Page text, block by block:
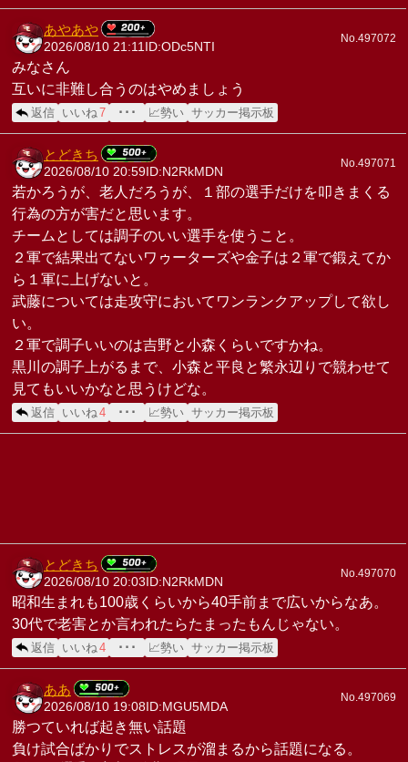
あやあや
2026/08/10 21:11 ID:ODc5NTI
No.497072
みなさん
互いに非難し合うのはやめましょう
返信 いいね7 ･･･ 📈勢い サッカー掲示板
とどきち
2026/08/10 20:59 ID:N2RkMDN
No.497071
若かろうが、老人だろうが、１部の選手だけを叩きまくる
行為の方が害だと思います。
チームとしては調子のいい選手を使うこと。
２軍で結果出てないワゥーターズや金子は２軍で鍛えてか
ら１軍に上げないと。
武藤については走攻守においてワンランクアップして欲し
い。
２軍で調子いいのは吉野と小森くらいですかね。
黒川の調子上がるまで、小森と平良と繁永辺りで競わせて
見てもいいかなと思うけどな。
返信 いいね4 ･･･ 📈勢い サッカー掲示板
とどきち
2026/08/10 20:03 ID:N2RkMDN
No.497070
昭和生まれも100歳くらいから40手前まで広いからなあ。
30代で老害とか言われたらたまったもんじゃない。
返信 いいね4 ･･･ 📈勢い サッカー掲示板
ああ
2026/08/10 19:08 ID:MGU5MDA
No.497069
勝つていれば起き無い話題
負け試合ばかりでストレスが溜まるから話題になる。